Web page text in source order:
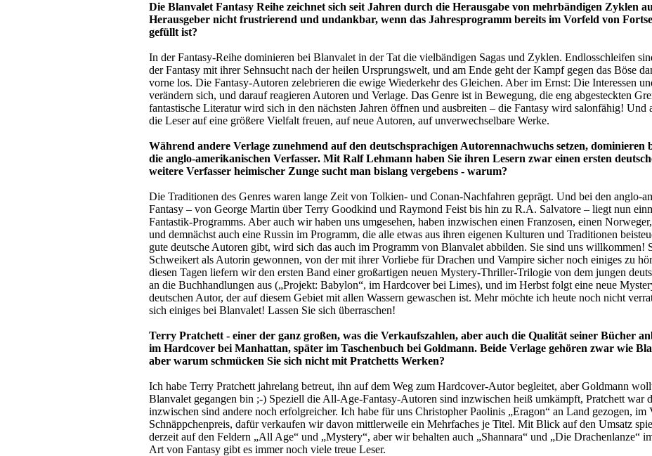
Die Blanvalet Fantasy Reihe zeichnet sich seit Jahren durch die Herausgabe von mehrbändigen Zyklen
Herausgeber nicht frustrierend und undankbar, wenn das Jahresprogramm bereits im Vorfeld von
gefüllt ist?
In der Fantasy-Reihe dominieren bei Blanvalet in der Tat die vielbändigen Sagas und Zyklen. Endlosschleifen
der Fantasy mit ihrer Sehnsucht nach der heilen Ursprungswelt, und am Ende geht der Kampf gegen das Böse
vorne los. Die Fantasy-Autoren zelebrieren die ewige Wiederkehr des Gleichen. Aber im Ernst: Die Interessen
verändern sich, und darauf reagieren Autoren und Verlage. Das Genre ist in Bewegung, die eng abgesteckten
fantastische Literatur wird sich in den nächsten Jahren öffnen und ausbreiten – die Fantasy wird salonfähig! Und
die Leser auf eine größere Vielfalt freuen, auf neue Autoren, auf unverwechselbare Werke.
Während andere Verlage zunehmend auf den deutschsprachigen Autorennachwuchs setzen, dominieren
die anglo-amerikanischen Verfasser. Mit Ralf Lehmann haben Sie ihren Lesern zwar einen ersten
weitere Verfasser heimischer Zunge sucht man bislang vergebens - warum?
Die Traditionen des Genres waren lange Zeit von Tolkien- und Conan-Nachfahren geprägt. Und bei den anglo-
Fantasy – von George Martin über Terry Goodkind und Raymond Feist bis hin zu R.A. Salvatore – liegt nun
Fantastik-Programms. Aber auch wir haben uns umgesehen, haben inzwischen einen Franzosen, einen
und demnächst auch eine Russin im Programm, die alle etwas aus ihren eigenen Kulturen und Traditionen
gute deutsche Autoren gibt, wird sich das auch im Programm von Blanvalet abbilden. Sie sind uns willkommen!
Schweikert als Autorin gewonnen, von der mit ihrer Vorliebe für Drachen und Vampire sicher noch einiges zu
diesen Tagen liefern wir den ersten Band einer großartigen neuen Mystery-Thriller-Trilogie von dem jungen
an die Buchhandlungen aus („Projekt: Babylon“, im Hardcover bei Limes), und im Herbst folgt eine neue
deutschen Autor, der auf diesem Gebiet mit allen Wassern gewaschen ist. Mehr möchte ich heute noch nicht
sich einiges bei Blanvalet! Lassen Sie sich überraschen!
Terry Pratchett - einer der ganz großen, was die Verkaufszahlen, aber auch die Qualität seiner Bücher
im Hardcover bei Manhattan, später im Taschenbuch bei Goldmann. Beide Verlage gehören zwar wie
aber warum schmücken Sie sich nicht mit Pratchetts Werken?
Ich habe Terry Pratchett jahrelang betreut, ihn auf dem Weg zum Hardcover-Autor begleitet, aber Goldmann
Blanvalet gegangen bin ;-) Speziell die All-Age-Fantasy-Autoren sind inzwischen heiß umkämpft, Pratchett war
inzwischen sind andere noch erfolgreicher. Ich habe für uns Christopher Paolinis „Eragon“ an Land gezogen, im
Schnäppchenpreis, dafür verkaufen wir davon mittlerweile ein Mehrfaches je Titel. Mit Blick auf den Umsatz
derzeit auf den Feldern „All Age“ und „Mystery“, aber wir behalten auch „Shannara“ und „Die Drachenlanze“
Art von Fantasy gibt es immer noch viele treue Leser.